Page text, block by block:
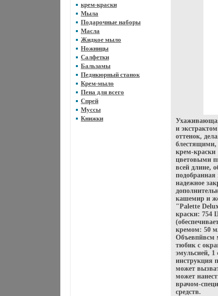
крем-краски
Мыла
Подарочные наборы
Масла
Жидкое мыло
Ножницы
Салфетки
Бальзамы
Педикюрный станок
Крем-мыло
Пена для всего
Спрей
Муссы
Книжки
и
оттенок,
блестящими,
крем-
цветовыми
всей длине,
подобранная
надежное
кашемир и
"Palette
краски: 754
кремом: 50
Объевпйвсм
тюбик с
эмульсией,
инструкция
может
может
врачом-
средств.